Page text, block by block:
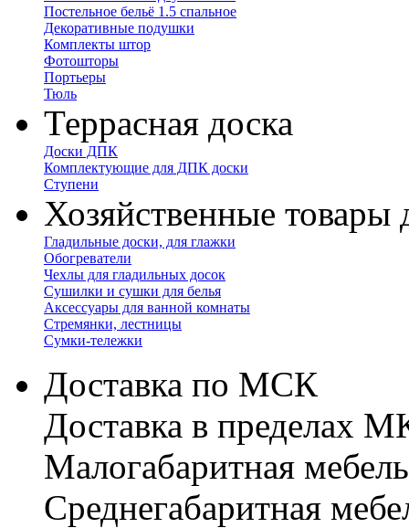
Постельное бельё 1.5 спальное
Декоративные подушки
Комплекты штор
Фотошторы
Портьеры
Тюль
Террасная доска
Доски ДПК
Комплектующие для ДПК доски
Ступени
Хозяйственные товары
Гладильные доски, для глажки
Обогреватели
Чехлы для гладильных досок
Сушилки и сушки для белья
Аксессуары для ванной комнаты
Стремянки, лестницы
Сумки-тележки
Доставка по МСК
Доставка в пределах
Малогабаритная
Cреднегабаритная